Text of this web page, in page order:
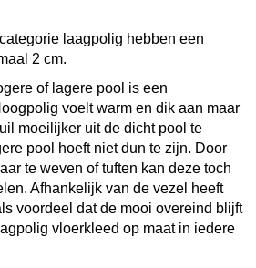
laagpolig hebben een
2 cm.
of lagere pool is een
voelt warm en dik aan maar
moeilijker uit de dicht pool te
pool hoeft niet dun te zijn. Door
te weven of tuften kan deze toch
Afhankelijk van de vezel heeft
voordeel dat de mooi overeind blijft
vloerkleed op maat in iedere